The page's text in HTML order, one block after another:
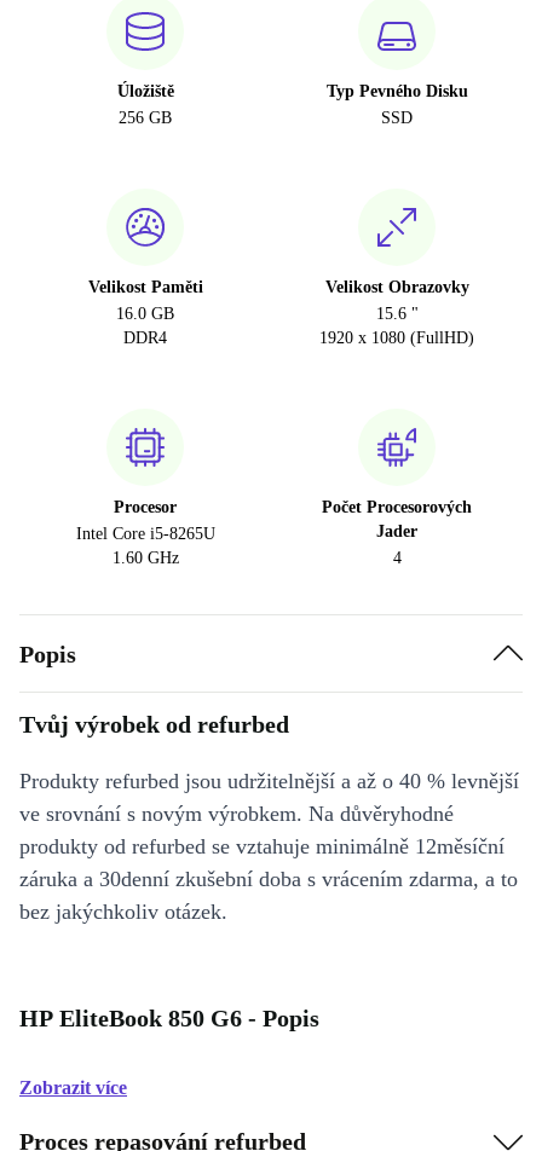
Úložiště
256 GB
Typ Pevného Disku
SSD
Velikost Paměti
16.0 GB
DDR4
Velikost Obrazovky
15.6 "
1920 x 1080 (FullHD)
Procesor
Intel Core i5-8265U
1.60 GHz
Počet Procesorových
Jader
4
Popis
Tvůj výrobek od refurbed
Produkty refurbed jsou udržitelnější a až o 40 % levnější
ve srovnání s novým výrobkem. Na důvěryhodné
produkty od refurbed se vztahuje minimálně 12měsíční
záruka a 30denní zkušební doba s vrácením zdarma, a to
bez jakýchkoliv otázek.
HP EliteBook 850 G6 - Popis
Zobrazit více
Proces repasování refurbed